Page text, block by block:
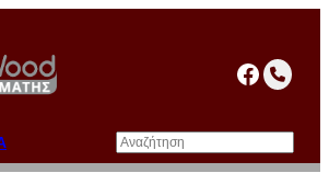
Αναζήτηση